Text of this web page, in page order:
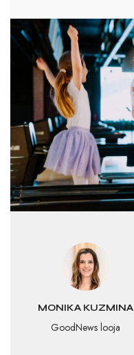
MONIKA KUZMINA
GoodNews looja